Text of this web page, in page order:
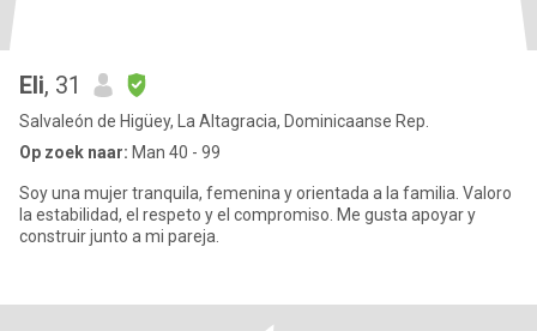
Eli, 31
Salvaleón de Higüey, La Altagracia, Dominicaanse Rep.
Op zoek naar: Man 40 - 99
Soy una mujer tranquila, femenina y orientada a la familia. Valoro
la estabilidad, el respeto y el compromiso. Me gusta apoyar y
construir junto a mi pareja.